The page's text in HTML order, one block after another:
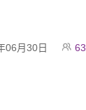
63
06月30日